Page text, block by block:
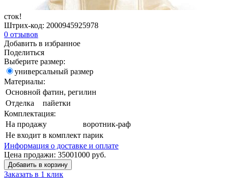
сток!
Штрих-код: 2000945925978
0 отзывов
Добавить в избранное
Поделиться
Выберите размер:
универсальный размер
Материалы:
Основной фатин, регилин
Отделка
пайетки
Комплектация:
На продажу
воротник-раф
Не входит в комплект парик
Информация о доставке и оплате
Цена продажи: 35001000 руб.
Добавить в корзину
Заказать в 1 клик